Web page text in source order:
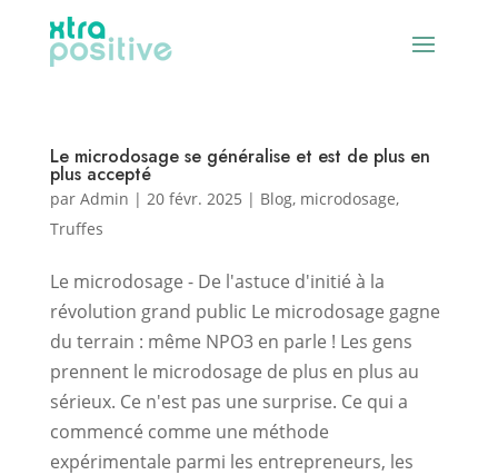
Le microdosage se généralise et est de plus en
plus accepté
par Admin | 20 févr. 2025 | Blog, microdosage,
Truffes
Le microdosage - De l'astuce d'initié à la
révolution grand public Le microdosage gagne
du terrain : même NPO3 en parle ! Les gens
prennent le microdosage de plus en plus au
sérieux. Ce n'est pas une surprise. Ce qui a
commencé comme une méthode
expérimentale parmi les entrepreneurs, les